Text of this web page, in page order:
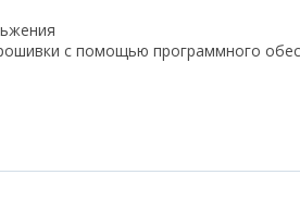
с помощью программного